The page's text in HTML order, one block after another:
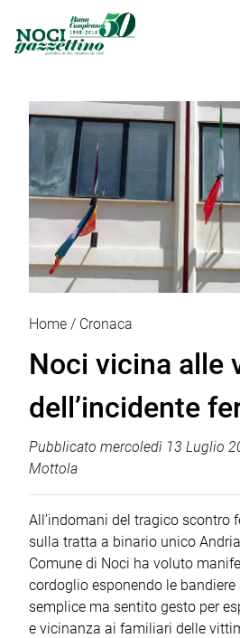
Home Cronaca
Noci vicina alle
dell’incidente
Pubblicato mercoledì 13 Luglio
Mottola
All’indomani del tragico scontro
sulla tratta a binario unico
Comune di Noci ha voluto
cordoglio esponendo le bandiere
semplice ma sentito gesto per
e vicinanza ai familiari delle